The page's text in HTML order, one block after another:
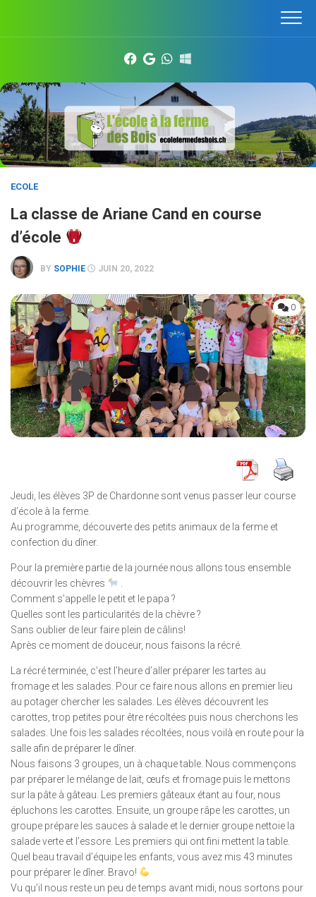
content
ECOLE
La classe de Ariane Cand en course
d’école
BY SOPHIE JUIN 20, 2022
0
Jeudi, les élèves 3P de Chardonne sont venus passer leur course
d’école à la ferme.
Au programme, découverte des petits animaux de la ferme et
confection du dîner.
Pour la première partie de la journée nous allons tous ensemble
découvrir les chèvres
Comment s’appelle le petit et le papa ?
Quelles sont les particularités de la chèvre ?
Sans oublier de leur faire plein de câlins!
Après ce moment de douceur, nous faisons la récré.
La récré terminée, c’est l’heure d’aller préparer les tartes au
fromage et les salades. Pour ce faire nous allons en premier lieu
au potager chercher les salades. Les élèves découvrent les
carottes, trop petites pour être récoltées puis nous cherchons les
salades. Une fois les salades récoltées, nous voilà en route pour la
salle afin de préparer le dîner.
Nous faisons 3 groupes, un à chaque table. Nous commençons
par préparer le mélange de lait, œufs et fromage puis le mettons
sur la pâte à gâteau. Les premiers gâteaux étant au four, nous
épluchons les carottes. Ensuite, un groupe râpe les carottes, un
groupe prépare les sauces à salade et le dernier groupe nettoie la
salade verte et l’essore. Les premiers qui ont fini mettent la table.
Quel beau travail d’équipe les enfants, vous avez mis 43 minutes
pour préparer le dîner. Bravo!
Vu qu’il nous reste un peu de temps avant midi, nous sortons pour